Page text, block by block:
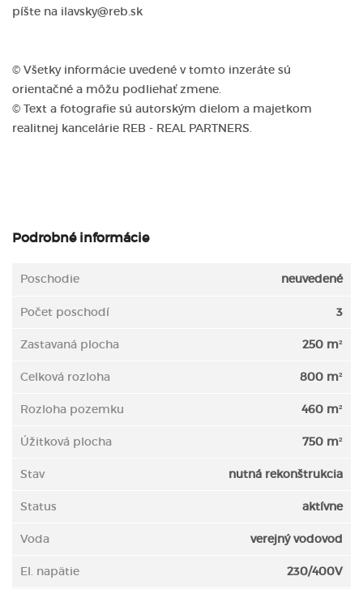
píšte na ilavsky@reb.sk
© Všetky informácie uvedené v tomto inzeráte sú
orientačné a môžu podliehať zmene.
© Text a fotografie sú autorským dielom a majetkom
realitnej kancelárie REB - REAL PARTNERS.
Podrobné informácie
Poschodie neuvedené
Počet poschodí 3
Zastavaná plocha 250 m²
Celková rozloha 800 m²
Rozloha pozemku 460 m²
Úžitková plocha 750 m²
Stav nutná rekonštrukcia
Status aktívne
Voda verejný vodovod
El. napätie 230/400V